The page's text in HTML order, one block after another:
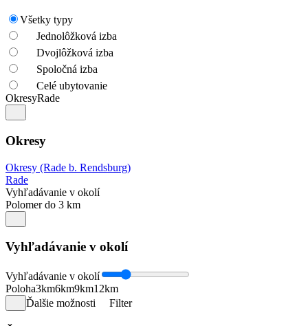
Všetky typy
Jednolôžková izba
Dvojlôžková izba
Spoločná izba
Celé ubytovanie
OkresyRade
Okresy
Okresy (Rade b. Rendsburg)
Rade
Vyhľadávanie v okolí
Polomer do 3 km
Vyhľadávanie v okolí
Vyhľadávanie v okolí
Poloha3km6km9km12km
Ďalšie možnosti
Filter